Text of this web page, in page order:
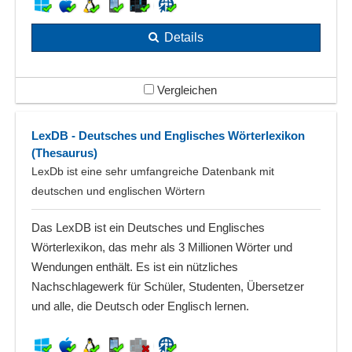
Details
Vergleichen
LexDB - Deutsches und Englisches Wörterlexikon
(Thesaurus)
LexDb ist eine sehr umfangreiche Datenbank mit
deutschen und englischen Wörtern
Das LexDB ist ein Deutsches und Englisches
Wörterlexikon, das mehr als 3 Millionen Wörter und
Wendungen enthält. Es ist ein nützliches
Nachschlagewerk für Schüler, Studenten, Übersetzer
und alle, die Deutsch oder Englisch lernen.